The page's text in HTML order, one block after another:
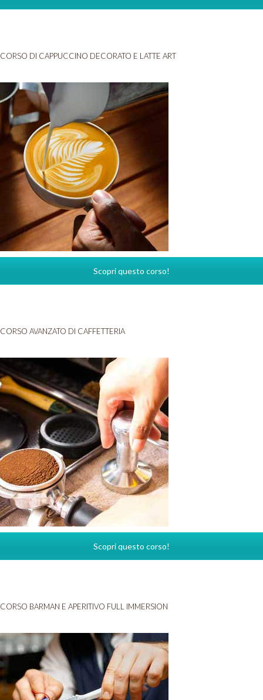
CORSO DI CAPPUCCINO DECORATO E LATTE ART
Scopri questo corso!
CORSO AVANZATO DI CAFFETTERIA
Scopri questo corso!
CORSO BARMAN E APERITIVO FULL IMMERSION